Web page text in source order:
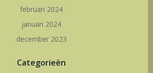
februari 2024
januari 2024
december 2023
Categorieën